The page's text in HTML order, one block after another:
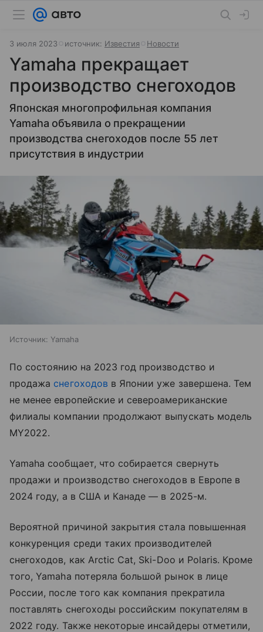
3 июля 2023 источник: Известия Новости
Yamaha прекращает
производство снегоходов
Японская многопрофильная компания
Yamaha объявила о прекращении
производства снегоходов после 55 лет
присутствия в индустрии
Источник: Yamaha
По состоянию на 2023 год производство и
продажа снегоходов в Японии уже завершена. Тем
не менее европейские и североамериканские
филиалы компании продолжают выпускать модель
MY2022.
Yamaha сообщает, что собирается свернуть
продажи и производство снегоходов в Европе в
2024 году, а в США и Канаде ― в 2025-м.
Вероятной причиной закрытия стала повышенная
конкуренция среди таких производителей
снегоходов, как Arctic Cat, Ski-Doo и Polaris. Кроме
того, Yamaha потеряла большой рынок в лице
России, после того как компания прекратила
поставлять снегоходы российским покупателям в
2022 году. Также некоторые инсайдеры отметили,